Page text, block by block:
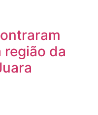
região da